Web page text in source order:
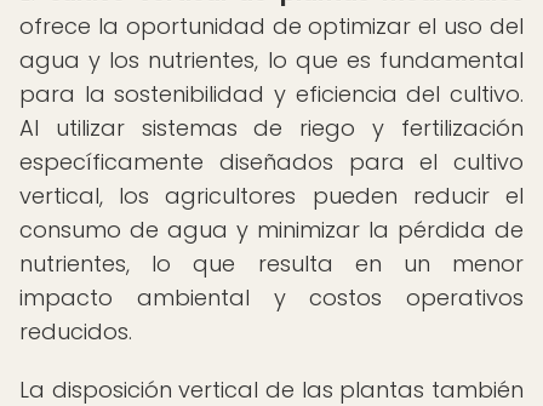
ofrece la oportunidad de optimizar el uso del
agua y los nutrientes, lo que es fundamental
para la sostenibilidad y eficiencia del cultivo.
Al utilizar sistemas de riego y fertilización
específicamente diseñados para el cultivo
vertical, los agricultores pueden reducir el
consumo de agua y minimizar la pérdida de
nutrientes, lo que resulta en un menor
impacto ambiental y costos operativos
reducidos.
La disposición vertical de las plantas también